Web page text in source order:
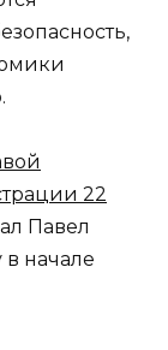
22
Павел
начале